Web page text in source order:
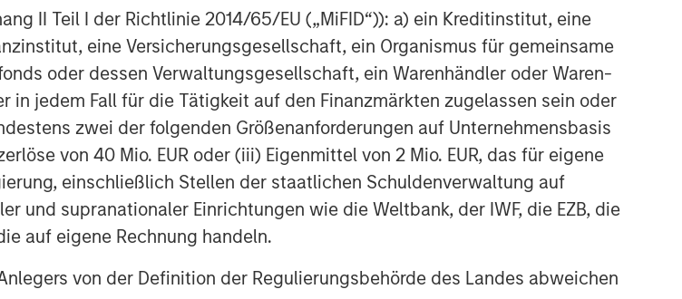
II Teil I der Richtlinie 2014/65/EU („MiFID“)): a) ein Kreditinstitut, eine
eine Versicherungsgesellschaft, ein Organismus für gemeinsame
oder dessen Verwaltungsgesellschaft, ein Warenhändler oder Waren-
jedem Fall für die Tätigkeit auf den Finanzmärkten zugelassen sein oder
zwei der folgenden Größenanforderungen auf Unternehmensbasis
von 40 Mio. EUR oder (iii) Eigenmittel von 2 Mio. EUR, das für eigene
einschließlich Stellen der staatlichen Schuldenverwaltung auf
und supranationaler Einrichtungen wie die Weltbank, der IWF, die EZB, die
auf eigene Rechnung handeln.
von der Definition der Regulierungsbehörde des Landes abweichen
format. While at
senior leadership
Food stores
Supermarkets,
and a B.A. from
transaction.